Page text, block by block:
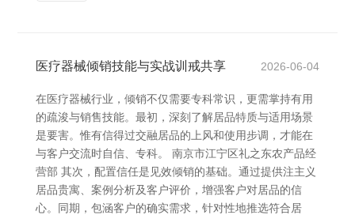
医疗器械倾销技能与实战训戒共享 2026-06-04
在医疗器械行业，倾销不仅需要专科常识，更需掌持有用
的疏浚与销售技能。最初，深刻了解居品特质与适用场景
是要害。惟有信得过交融居品的上风和使用步调，才能在
与客户交流时自信、专科。 南京市江宁区礼之东农产品经
营部 其次，配置信任是见效倾销的基础。通过提供注主义
居品贵寓、案例分析及客户评价，增强客户对居品的信
心。同期，包涵客户的确实需求，针对性地推选符合居